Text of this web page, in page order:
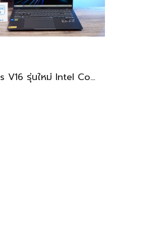
Asus V16 รุ่นใหม่ Intel Core5-210H RTX-4050(6GB) Ram16 512GB M.2 จอ16นิ้ว WUXGA 144Hz จอสวย สเปคสูง ดีไซน์ตัวเครื่องเรียบสวยดูทันสมัย พร้แมประกันศูนย์ยาวๆถึงปี2028 ขายในราคาสุดตุ้มเพียง 25,990.-เท่านั้น